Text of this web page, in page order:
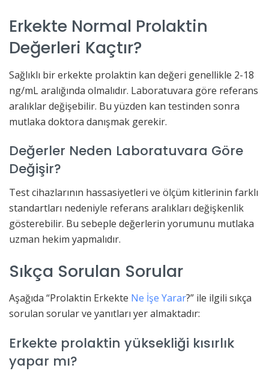
Erkekte Normal Prolaktin
Değerleri Kaçtır?
Sağlıklı bir erkekte prolaktin kan değeri genellikle 2-18
ng/mL aralığında olmalıdır. Laboratuvara göre referans
aralıklar değişebilir. Bu yüzden kan testinden sonra
mutlaka doktora danışmak gerekir.
Değerler Neden Laboratuvara Göre
Değişir?
Test cihazlarının hassasiyetleri ve ölçüm kitlerinin farklı
standartları nedeniyle referans aralıkları değişkenlik
gösterebilir. Bu sebeple değerlerin yorumunu mutlaka
uzman hekim yapmalıdır.
Sıkça Sorulan Sorular
Aşağıda “Prolaktin Erkekte Ne İşe Yarar?” ile ilgili sıkça
sorulan sorular ve yanıtları yer almaktadır:
Erkekte prolaktin yüksekliği kısırlık
yapar mı?